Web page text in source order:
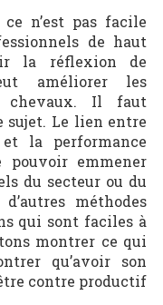
ce n’est pas facile
de haut
la réflexion de
améliorer les
chevaux. Il faut
sujet. Le lien entre
la performance
pouvoir emmener
du secteur ou du
méthodes
qui sont faciles à
montrer ce qui
qu’avoir son
contre productif